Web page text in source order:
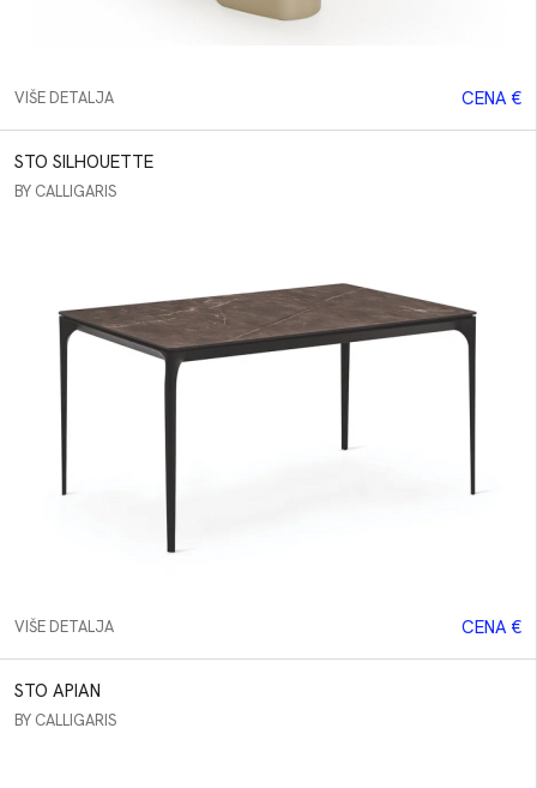
VIŠE DETALJA CENA €
STO SILHOUETTE
BY CALLIGARIS
VIŠE DETALJA CENA €
STO APIAN
BY CALLIGARIS